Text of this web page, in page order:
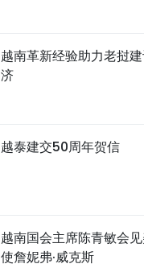
越南革新经验助力老挝
济
越泰建交50周年贺信
越南国会主席陈青敏会
使詹妮弗·威克斯